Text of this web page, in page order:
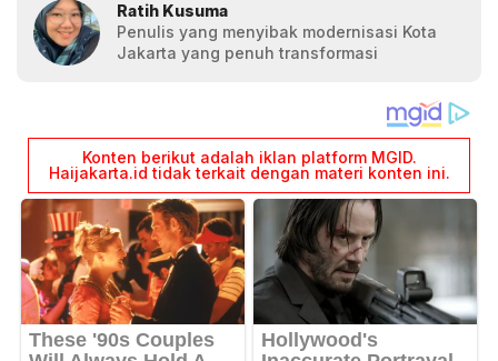
Ratih Kusuma
Penulis yang menyibak modernisasi Kota
Jakarta yang penuh transformasi